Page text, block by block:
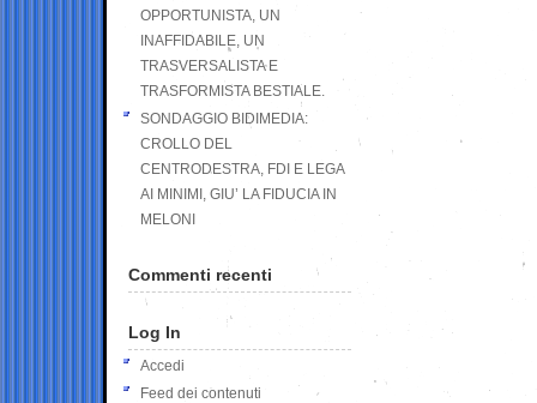
OPPORTUNISTA, UN
INAFFIDABILE, UN
TRASVERSALISTA E
TRASFORMISTA BESTIALE.
SONDAGGIO BIDIMEDIA:
CROLLO DEL
CENTRODESTRA, FDI E LEGA
AI MINIMI, GIU’ LA FIDUCIA IN
MELONI
Commenti recenti
Log In
Accedi
Feed dei contenuti